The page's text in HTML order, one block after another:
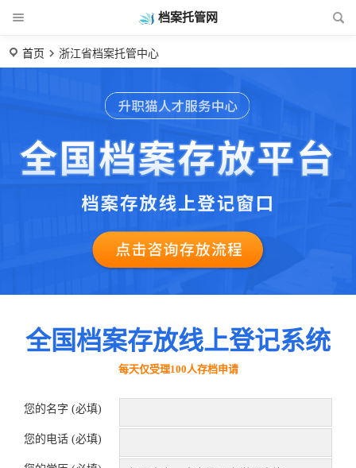
档案托管网
首页 浙江省档案托管中心
全国档案存放线上登记系统
每天仅受理100人存档申请
您的名字 (必填)
您的电话 (必填)